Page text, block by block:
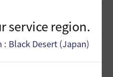
service region.
: Black Desert (Japan)
8 日前
宴会スクショ【どうなる？】
2026.07.27